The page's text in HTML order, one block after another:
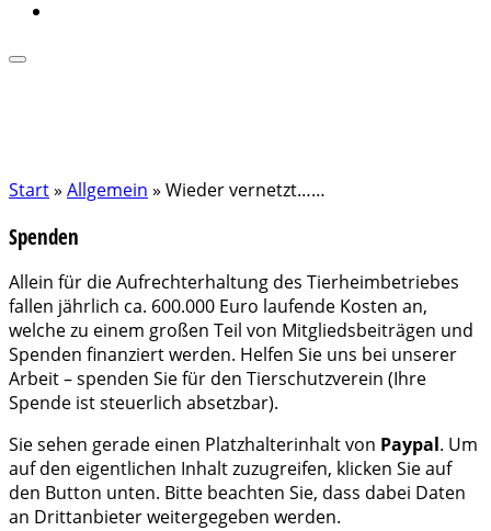
Start» Allgemein » Wieder vernetzt……
Spenden
Allein für die Aufrechterhaltung des Tierheimbetriebes
fallen jährlich ca. 600.000 Euro laufende Kosten an,
welche zu einem großen Teil von Mitgliedsbeiträgen und
Spenden finanziert werden. Helfen Sie uns bei unserer
Arbeit – spenden Sie für den Tierschutzverein (Ihre
Spende ist steuerlich absetzbar).
Sie sehen gerade einen Platzhalterinhalt von Paypal. Um
auf den eigentlichen Inhalt zuzugreifen, klicken Sie auf
den Button unten. Bitte beachten Sie, dass dabei Daten
an Drittanbieter weitergegeben werden.